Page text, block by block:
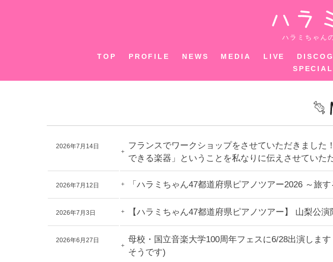
ハラミちゃん
TOP PROFILE NEWS MEDIA LIVE
SPECIAL
2026年7月14日
フランスでワークショップをさせていただきまし
できる楽器」ということを私なりに伝えさせていた
2026年7月12日 「ハラミちゃん47都道府県ピアノツアー2026 ～旅
2026年7月3日 【ハラミちゃん47都道府県ピアノツアー】 山梨公
2026年6月27日 母校・国立音楽大学100周年フェスに6/28出演しま
そうです)